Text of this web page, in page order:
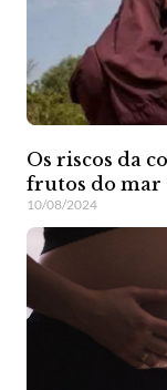
Os riscos da
frutos do mar
10/08/2024